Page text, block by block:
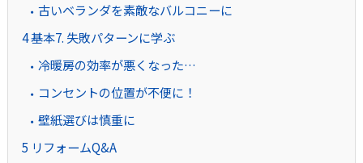
古いベランダを素敵なバルコニーに
4基本7. 失敗パターンに学ぶ
冷暖房の効率が悪くなった…
コンセントの位置が不便に！
壁紙選びは慎重に
5 リフォームQ&A